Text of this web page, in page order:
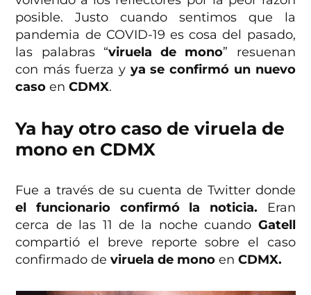
posible. Justo cuando sentimos que la
pandemia de COVID-19 es cosa del pasado,
las palabras “viruela de mono” resuenan
con más fuerza y ya se confirmó un nuevo
caso enCDMX.
Ya hay otro caso de viruela de
mono en CDMX
Fue a través de su cuenta de Twitter donde
el funcionario confirmó la noticia. Eran
cerca de las 11 de la noche cuando Gatell
compartió el breve reporte sobre el caso
confirmado de viruela de monoenCDMX.